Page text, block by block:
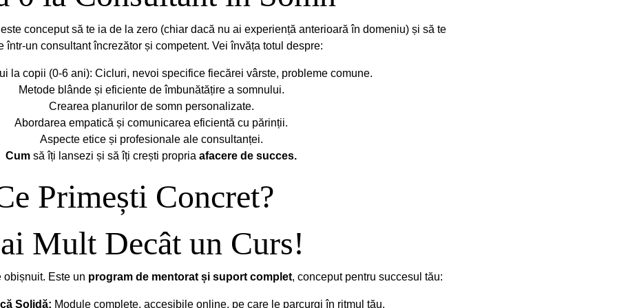
conceput să te ia de la zero (chiar dacă nu ai experiență anterioară în domeniu) și să te
într-un consultant încrezător și competent. Vei învăța totul despre:
la copii (0-6 ani): Cicluri, nevoi specifice fiecărei vârste, probleme comune.
Metode blânde și eficiente de îmbunătățire a somnului.
Crearea planurilor de somn personalizate.
Abordarea empatică și comunicarea eficientă cu părinții.
Aspecte etice și profesionale ale consultanței.
Cum să îți lansezi și să îți crești propria afacere de succes.
Primești Concret?
Mult Decât un Curs!
obișnuit. Este un program de mentorat și suport complet, conceput pentru succesul tău:
Solidă: Module complete, accesibile online, pe care le parcurgi în ritmul tău.